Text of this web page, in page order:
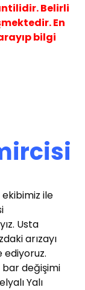
Belirli
En
bilgi
ile
Usta
arızayı
ediyoruz.
bar değişimi
Yalı